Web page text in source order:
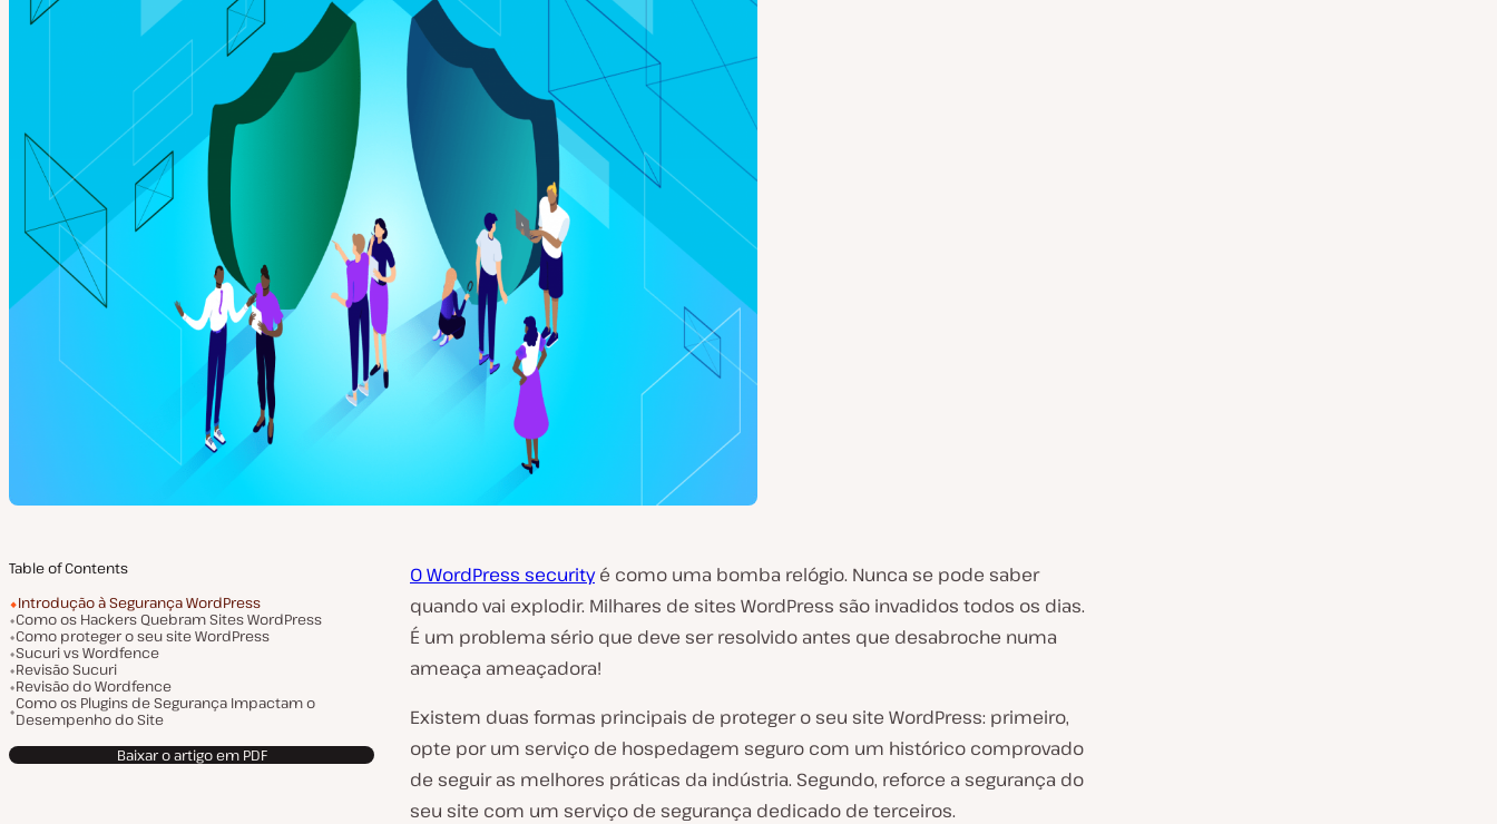
Table of Contents
Introdução à Segurança WordPress
Como os Hackers Quebram Sites WordPress
Como proteger o seu site WordPress
Sucuri vs Wordfence
Revisão Sucuri
Revisão do Wordfence
Como os Plugins de Segurança Impactam o
Desempenho do Site
Baixar o artigo em PDF
O WordPress securityé como uma bomba relógio. Nunca se pode saber
quando vai explodir. Milhares de sites WordPress são invadidos todos os dias.
É um problema sério que deve ser resolvido antes que desabroche numa
ameaça ameaçadora!
Existem duas formas principais de proteger o seu site WordPress: primeiro,
opte por um serviço de hospedagem seguro com um histórico comprovado
de seguir as melhores práticas da indústria. Segundo, reforce a segurança do
seu site com um serviço de segurança dedicado de terceiros.